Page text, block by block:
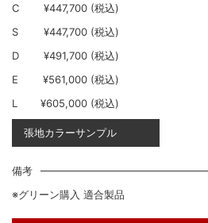
C
¥447,700 (税込)
S
¥447,700 (税込)
D
¥491,700 (税込)
E
¥561,000 (税込)
L
¥605,000 (税込)
張地カラーサンプル
備考
※グリーン購入 適合製品